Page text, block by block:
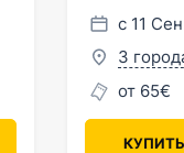
с 11
3
от 65€